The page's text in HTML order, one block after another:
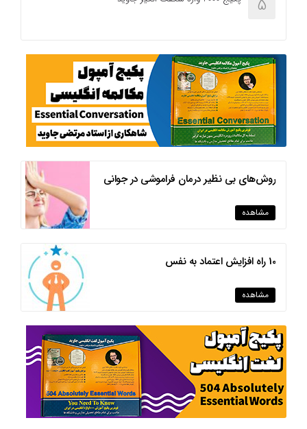
5
روش‌های بی نظیر درمان فراموشی در جوانی
مشاهده
10 راه افزایش اعتماد به نفس
مشاهده